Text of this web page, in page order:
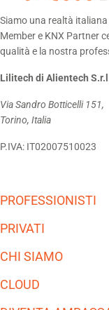
Siamo una realtà
Member e KNX Partner
qualità e la nostra
Lilitech di Alientech
Via Sandro Botticelli 151,
Torino, Italia
P.IVA: IT02007510023
PROFESSIONISTI
PRIVATI
CHI SIAMO
CLOUD